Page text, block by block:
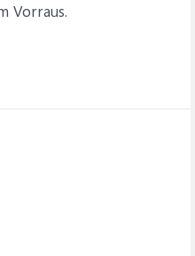
Vorraus.